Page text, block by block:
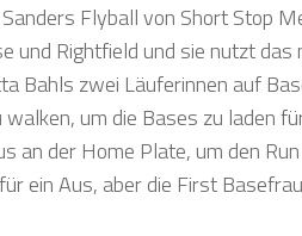
Flyball von Short Stop
und Rightfield und sie nutzt
Bahls zwei Läuferinnen auf
um die Bases zu laden
an der Home Plate, um den
ein Aus, aber die First